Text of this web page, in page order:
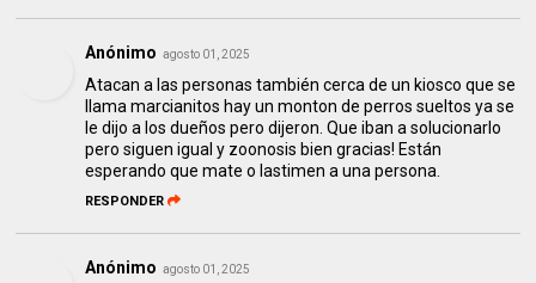
Anónimo agosto 01, 2025
Atacan a las personas también cerca de un kiosco que se
llama marcianitos hay un monton de perros sueltos ya se
le dijo a los dueños pero dijeron. Que iban a solucionarlo
pero siguen igual y zoonosis bien gracias! Están
esperando que mate o lastimen a una persona.
RESPONDER
Anónimo agosto 01, 2025